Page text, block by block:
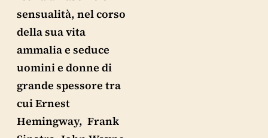
sensualità, nel corso
della sua vita
ammalia e seduce
uomini e donne di
grande spessore tra
cui Ernest
Hemingway, Frank